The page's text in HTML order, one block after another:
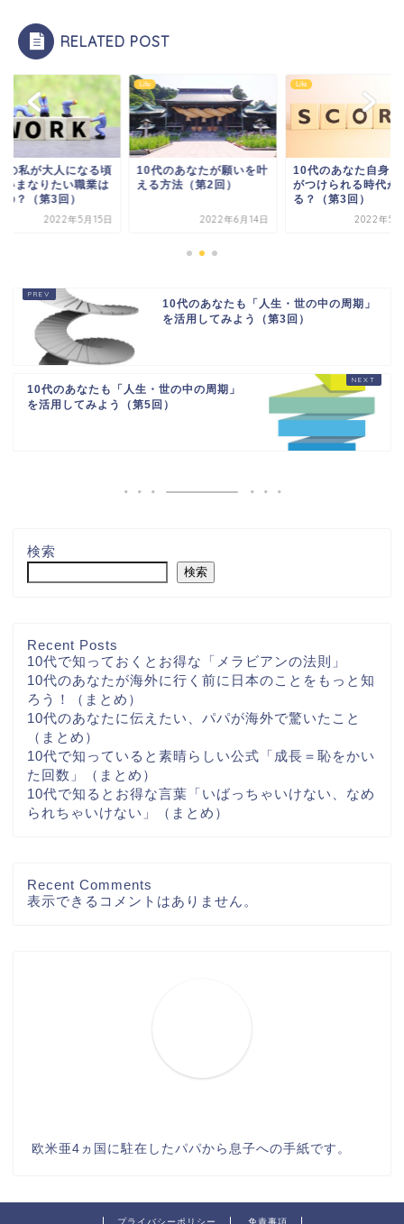
RELATED POST
の私が大人になる頃
いまなりたい職業は
の？（第3回）
2022年5月15日
Life
10代のあなたが願いを叶
える方法（第2回）
2022年6月14日
Life
10代のあなた自身に
がつけられる時代が
る？（第3回）
2022年5
10代のあなたも「人生・世の中の周期」
を活用してみよう（第3回）
10代のあなたも「人生・世の中の周期」
を活用してみよう（第5回）
検索
検索
Recent Posts
10代で知っておくとお得な「メラビアンの法則」
10代のあなたが海外に行く前に日本のことをもっと知
ろう！（まとめ）
10代のあなたに伝えたい、パパが海外で驚いたこと
（まとめ）
10代で知っていると素晴らしい公式「成長＝恥をかい
た回数」（まとめ）
10代で知るとお得な言葉「いばっちゃいけない、なめ
られちゃいけない」（まとめ）
Recent Comments
表示できるコメントはありません。
欧米亜4ヵ国に駐在したパパから息子への手紙です。